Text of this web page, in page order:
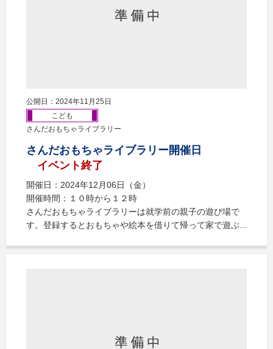
公開日：2024年11月25日
こども
さんだおもちゃライブラリー
さんだおもちゃライブラリー開催日
イベント終了
開催日：2024年12月06日（金）
開催時間：１０時から１２時
さんだおもちゃライブラリーは就学前の親子の遊び場で
す。登録するとおもちゃや絵本を借りて帰って家で遊ぶ...